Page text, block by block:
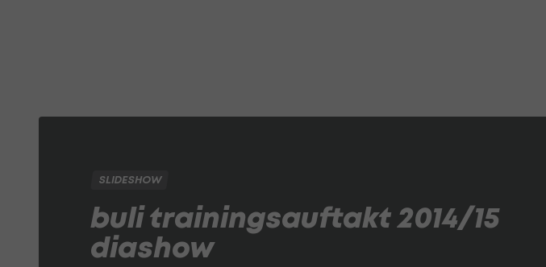
SLIDESHOW
buli trainingsauftakt 2014/15
diashow